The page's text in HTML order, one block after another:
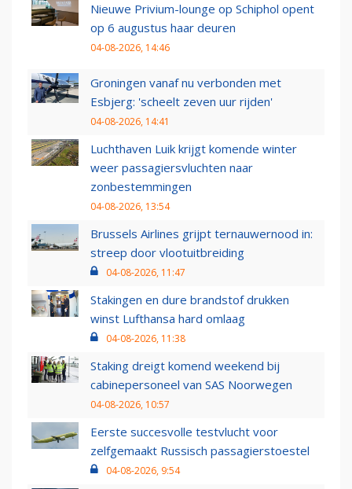
Nieuwe Privium-lounge op Schiphol opent
op 6 augustus haar deuren
04-08-2026, 14:46
Groningen vanaf nu verbonden met
Esbjerg: 'scheelt zeven uur rijden'
04-08-2026, 14:41
Luchthaven Luik krijgt komende winter
weer passagiersvluchten naar
zonbestemmingen
04-08-2026, 13:54
Brussels Airlines grijpt ternauwernood in:
streep door vlootuitbreiding
04-08-2026, 11:47
Stakingen en dure brandstof drukken
winst Lufthansa hard omlaag
04-08-2026, 11:38
Staking dreigt komend weekend bij
cabinepersoneel van SAS Noorwegen
04-08-2026, 10:57
Eerste succesvolle testvlucht voor
zelfgemaakt Russisch passagierstoestel
04-08-2026, 9:54